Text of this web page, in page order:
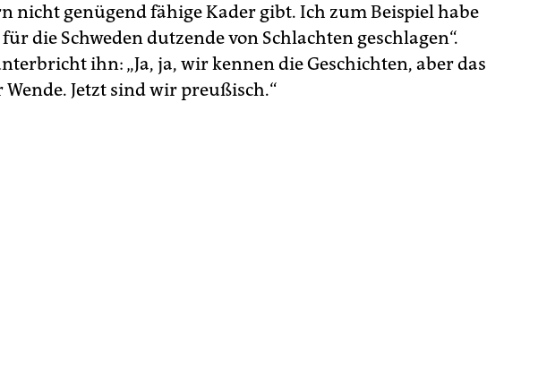
nicht genügend fähige Kader gibt. Ich zum Beispiel habe
die Schweden dutzende von Schlachten geschlagen“.
ihn: „Ja, ja, wir kennen die Geschichten, aber das
Jetzt sind wir preußisch.“